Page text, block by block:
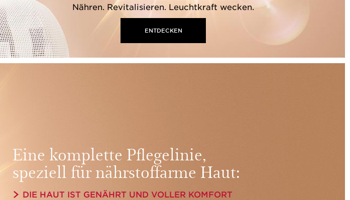
Nähren. Revitalisieren. Leuchtkraft wecken.
ENTDECKEN
Eine komplette Pflegelinie,
speziell für nährstoffarme Haut:
DIE HAUT IST GENÄHRT UND VOLLER KOMFORT